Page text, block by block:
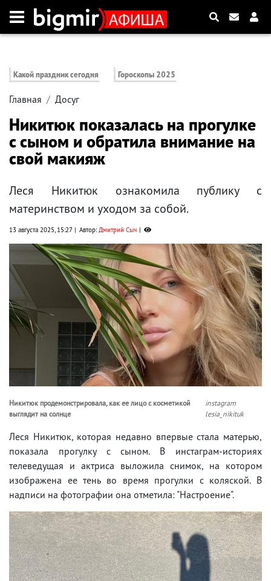
Какой праздник сегодня Гороскопы 2025
Главная Досуг
Никитюк показалась на прогулке
с сыном и обратила внимание на
свой макияж
Леся Никитюк ознакомила публику с
материнством и уходом за собой.
13 августа 2025, 15:27 Автор:Дмитрий Сыч
Никитюк продемонстрировала, как ее лицо с косметикой
выглядит на солнце
instagram
lesia_nikituk
Леся Никитюк, которая недавно впервые стала матерью,
показала прогулку с сыном. В инстаграм-историях
телеведущая и актриса выложила снимок, на котором
изображена ее тень во время прогулки с коляской. В
надписи на фотографии она отметила: "Настроение".